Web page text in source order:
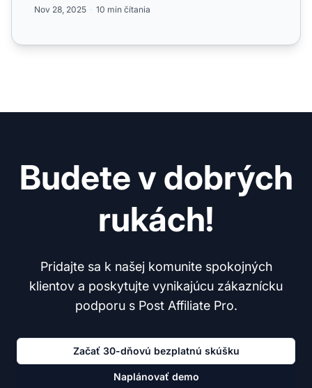
Nov 28, 2025 10 min čítania
Budete v dobrých
rukách!
Pridajte sa k našej komunite spokojných
klientov a poskytujte vynikajúcu zákaznícku
podporu s Post Affiliate Pro.
Začať 30-dňovú bezplatnú skúšku
Naplánovať demo